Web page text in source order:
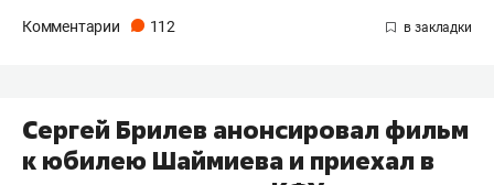
Комментарии 112
Сергей Брилев анонсировал фильм
к юбилею Шаймиева и приехал в